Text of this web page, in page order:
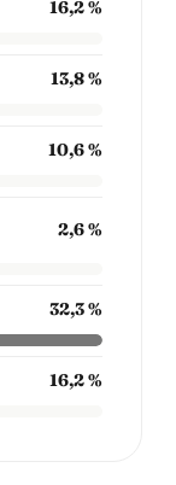
16,2 %
13,8 %
10,6 %
2,6 %
32,3 %
16,2 %